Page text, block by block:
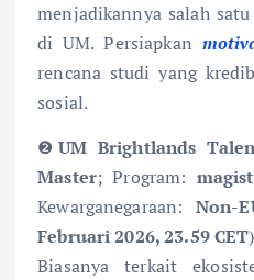
menjadikannya salah
di UM. Persiapkan
rencana studi yang
sosial.
❷UM Brightlands
Master; Program:
Kewarganegaraan: Non-
Februari 2026, 23.59 CET
Biasanya terkait